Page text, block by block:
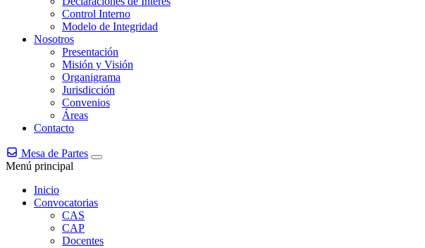
Control Interno
Modelo de Integridad
Nosotros
Presentación
Misión y Visión
Organigrama
Jurisdicción
Convenios
Áreas
Contacto
Mesa de Partes
Menú principal
Inicio
Convocatorias
CAS
CAP
Docentes